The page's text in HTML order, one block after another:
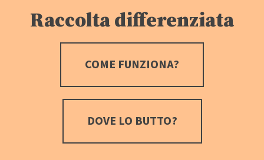
Raccolta differenziata
COME FUNZIONA?
DOVE LO BUTTO?